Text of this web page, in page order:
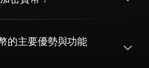
的主要優勢與功能